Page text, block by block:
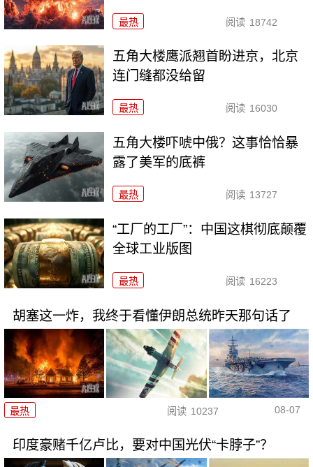
最热 阅读 18742
五角大楼鹰派翘首盼进京，北京
连门缝都没给留
最热 阅读 16030
五角大楼吓唬中俄？这事恰恰暴
露了美军的底裤
最热 阅读 13727
“工厂的工厂”：中国这棋彻底颠覆
全球工业版图
最热 阅读 16223
胡塞这一炸，我终于看懂伊朗总统昨天那句话了
最热 阅读 10237 08-07
印度豪赌千亿卢比，要对中国光伏“卡脖子”？